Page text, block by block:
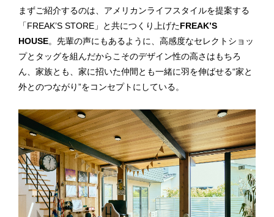
まずご紹介するのは、アメリカンライフスタイルを提案する
「FREAK’S STORE」と共につくり上げたFREAK’S
HOUSE。先輩の声にもあるように、高感度なセレクトショッ
プとタッグを組んだからこそのデザイン性の高さはもちろ
ん、家族とも、家に招いた仲間とも一緒に羽を伸ばせる“家と
外とのつながり”をコンセプトにしている。